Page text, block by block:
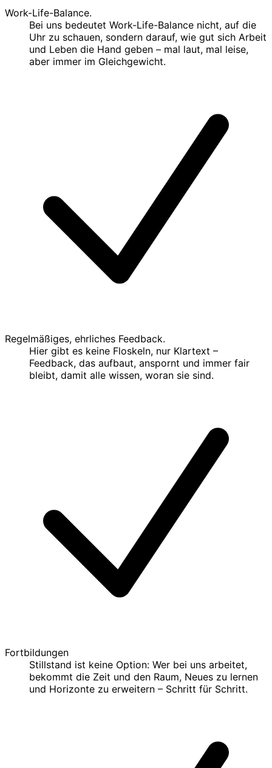
Work-Life-Balance.
Bei uns bedeutet Work-Life-Balance nicht, auf die
Uhr zu schauen, sondern darauf, wie gut sich Arbeit
und Leben die Hand geben – mal laut, mal leise,
aber immer im Gleichgewicht.
Regelmäßiges, ehrliches Feedback.
Hier gibt es keine Floskeln, nur Klartext –
Feedback, das aufbaut, anspornt und immer fair
bleibt, damit alle wissen, woran sie sind.
Fortbildungen
Stillstand ist keine Option: Wer bei uns arbeitet,
bekommt die Zeit und den Raum, Neues zu lernen
und Horizonte zu erweitern – Schritt für Schritt.